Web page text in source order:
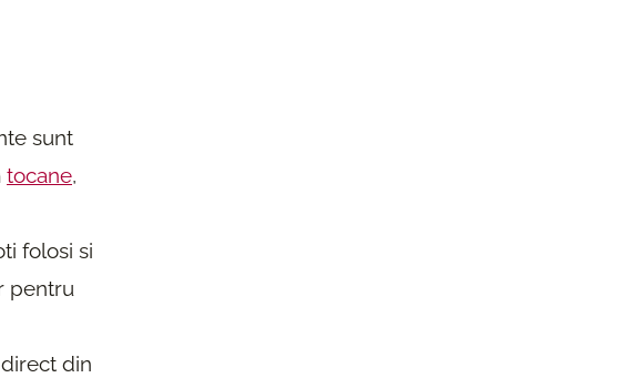
sunt
tocane,
folosi si
pentru
din